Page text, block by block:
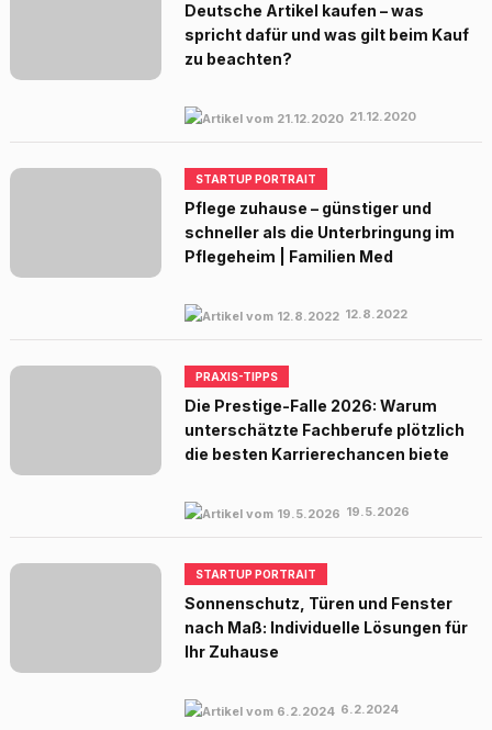
Deutsche Artikel kaufen – was
spricht dafür und was gilt beim Kauf
zu beachten?
21.12.2020
STARTUP PORTRAIT
Pflege zuhause – günstiger und
schneller als die Unterbringung im
Pflegeheim | Familien Med
12.8.2022
PRAXIS-TIPPS
Die Prestige-Falle 2026: Warum
unterschätzte Fachberufe plötzlich
die besten Karrierechancen biete
19.5.2026
STARTUP PORTRAIT
Sonnenschutz, Türen und Fenster
nach Maß: Individuelle Lösungen für
Ihr Zuhause
6.2.2024